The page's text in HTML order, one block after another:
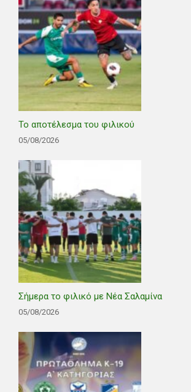
Το αποτέλεσμα του φιλικού
05/08/2026
Σήμερα το φιλικό με Νέα Σαλαμίνα
05/08/2026